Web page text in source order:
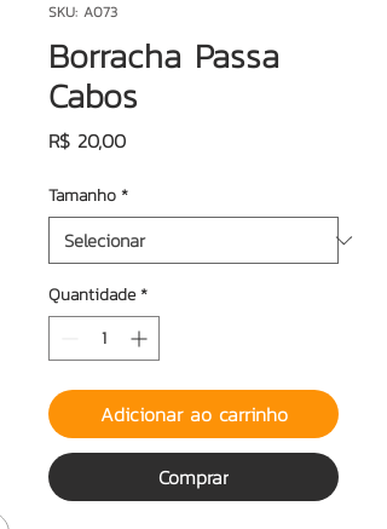
SKU: A073
Borracha Passa
Cabos
R$ 20,00Preço
Tamanho*
Quantidade*
Adicionar ao carrinho
Comprar